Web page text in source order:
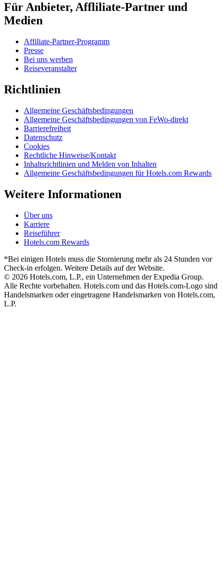
Für Anbieter, Affliliate-Partner und
Medien
Affiliate-Partner-Programm
Presse
Bei uns werben
Reiseveranstalter
Richtlinien
Allgemeine Geschäftsbedingungen
Allgemeine Geschäftsbedingungen von FeWo-direkt
Barrierefreiheit
Datenschutz
Cookies
Rechtliche Hinweise/Kontakt
Inhaltsrichtlinien und Melden von Inhalten
Allgemeine Geschäftsbedingungen für Hotels.com Rewards
Weitere Informationen
Über uns
Karriere
Reiseführer
Hotels.com Rewards
*Bei einigen Hotels muss die Stornierung mehr als 24 Stunden vor
Check-in erfolgen. Weitere Details auf der Website.
© 2026 Hotels.com, L.P., ein Unternehmen der Expedia Group.
Alle Rechte vorbehalten. Hotels.com und das Hotels.com-Logo sind
Handelsmarken oder eingetragene Handelsmarken von Hotels.com,
L.P.